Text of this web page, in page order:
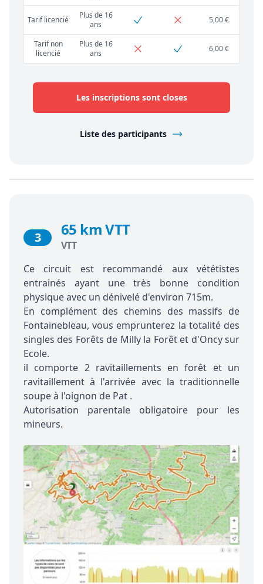
Tarif licencié
Plus de 16
ans
5,00 €
Tarif non
licencié
Plus de 16
ans
6,00 €
Les inscriptions sont closes
Liste des participants
3 65 km VTT
VTT
Ce circuit est recommandé aux vététistes
entrainés ayant une très bonne condition
physique avec un dénivelé d'environ 715m.
En complément des chemins des massifs de
Fontainebleau, vous emprunterez la totalité des
singles des Forêts de Milly la Forêt et d'Oncy sur
Ecole.
il comporte 2 ravitaillements en forêt et un
ravitaillement à l'arrivée avec la traditionnelle
soupe à l'oignon de Pat .
Autorisation parentale obligatoire pour les
mineurs.